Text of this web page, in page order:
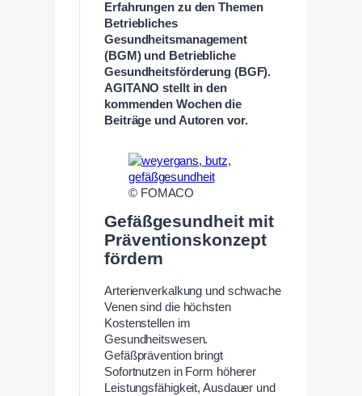
Erfahrungen zu den Themen
Betriebliches
Gesundheitsmanagement
(BGM) und Betriebliche
Gesundheitsförderung (BGF).
AGITANO stellt in den
kommenden Wochen die
Beiträge und Autoren vor.
© FOMACO
Gefäßgesundheit mit
Präventionskonzept
fördern
Arterienverkalkung und schwache
Venen sind die höchsten
Kostenstellen im
Gesundheitswesen.
Gefäßprävention bringt
Sofortnutzen in Form höherer
Leistungsfähigkeit, Ausdauer und